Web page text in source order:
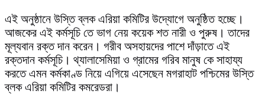
এই অনুষ্ঠানে উস্তি ব্লক এরিয়া কমিটির উদ্যোগে অনুষ্ঠিত হচ্ছে।
আজকের এই কর্মসূচি তে ভাগ নেয় কয়েক শত নারী ও পুরুষ। তাদের
মূল্যবান রক্ত দান করেন। গরীব অসহায়দের পাশে দাঁড়াতে এই
রক্তদান কর্মসূচি। থ্যালাসেমিয়া ও গ্রামের গরিব মানুষ কে সাহায্য
করতে এমন কর্মকাণ্ড নিয়ে এগিয়ে এসেছেন মগরাহাট পশ্চিমের উস্তি
ব্লক এরিয়া কমিটির কমরেডরা।